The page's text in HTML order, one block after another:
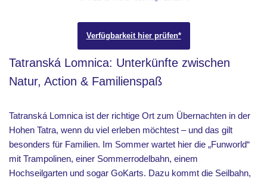
Verfügbarkeit hier prüfen*
Tatranská Lomnica: Unterkünfte zwischen
Natur, Action & Familienspaß
Tatranská Lomnica ist der richtige Ort zum Übernachten in der
Hohen Tatra, wenn du viel erleben möchtest – und das gilt
besonders für Familien. Im Sommer wartet hier die „Funworld“
mit Trampolinen, einer Sommerrodelbahn, einem
Hochseilgarten und sogar GoKarts. Dazu kommt die Seilbahn,